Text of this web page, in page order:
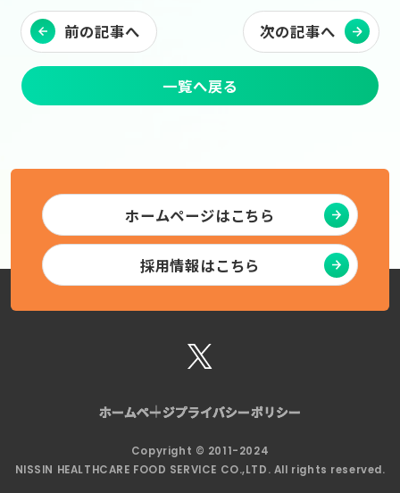
前の記事へ
一覧へ戻る
次の記事へ
ホームページはこちら
採用情報はこちら
ホームページ
ホームページプライバシーポリシー
プライバシーポリシー
Copyright © 2011-2024
NISSIN HEALTHCARE FOOD SERVICE CO.,LTD. All rights reserved.